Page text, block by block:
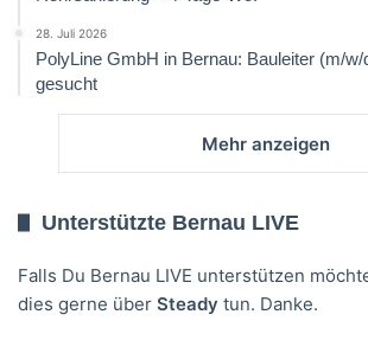
28. Juli 2026
PolyLine GmbH in Bernau: Bauleiter (m/w/
gesucht
Mehr anzeigen
Unterstützte Bernau LIVE
Falls Du Bernau LIVE unterstützen
dies gerne über Steady tun. Danke.